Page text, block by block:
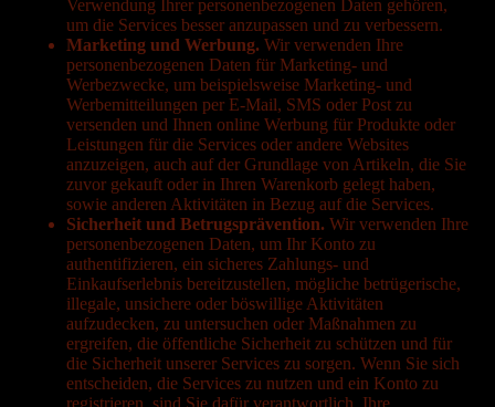
Verwendung Ihrer personenbezogenen Daten gehören,
um die Services besser anzupassen und zu verbessern.
Marketing und Werbung. Wir verwenden Ihre
personenbezogenen Daten für Marketing- und
Werbezwecke, um beispielsweise Marketing- und
Werbemitteilungen per E-Mail, SMS oder Post zu
versenden und Ihnen online Werbung für Produkte oder
Leistungen für die Services oder andere Websites
anzuzeigen, auch auf der Grundlage von Artikeln, die Sie
zuvor gekauft oder in Ihren Warenkorb gelegt haben,
sowie anderen Aktivitäten in Bezug auf die Services.
Sicherheit und Betrugsprävention. Wir verwenden Ihre
personenbezogenen Daten, um Ihr Konto zu
authentifizieren, ein sicheres Zahlungs- und
Einkaufserlebnis bereitzustellen, mögliche betrügerische,
illegale, unsichere oder böswillige Aktivitäten
aufzudecken, zu untersuchen oder Maßnahmen zu
ergreifen, die öffentliche Sicherheit zu schützen und für
die Sicherheit unserer Services zu sorgen. Wenn Sie sich
entscheiden, die Services zu nutzen und ein Konto zu